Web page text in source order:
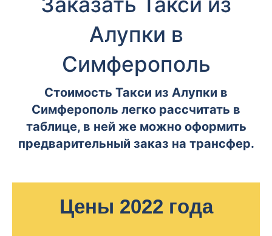
Алупки в
Симферополь
Стоимость Такси из Алупки в
Симферополь легко рассчитать в
таблице, в ней же можно оформить
предварительный заказ на трансфер.
Цены 2022 года